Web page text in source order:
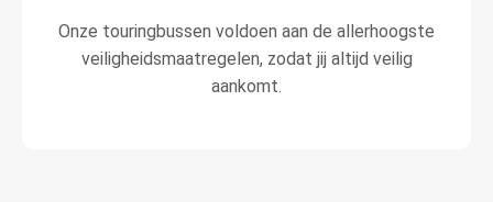
Onze touringbussen voldoen aan de allerhoogste
veiligheidsmaatregelen, zodat jij altijd veilig
aankomt.